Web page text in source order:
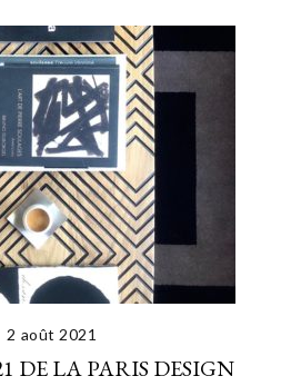
2 août 2021
DE LA PARIS DESIGN